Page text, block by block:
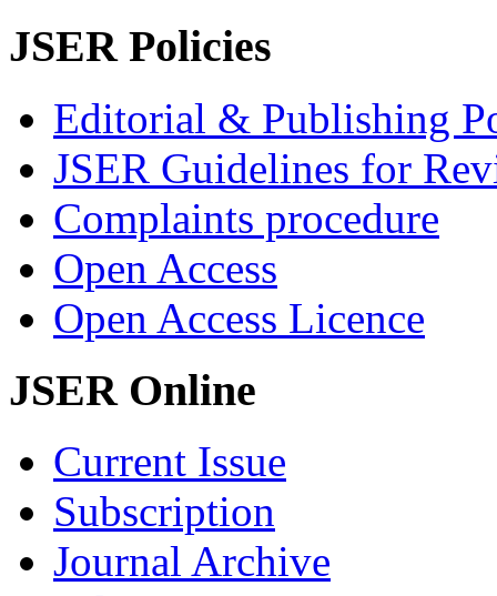
JSER Policies
Editorial & Publishing
JSER Guidelines for
Complaints procedure
Open Access
Open Access Licence
JSER Online
Current Issue
Subscription
Journal Archive